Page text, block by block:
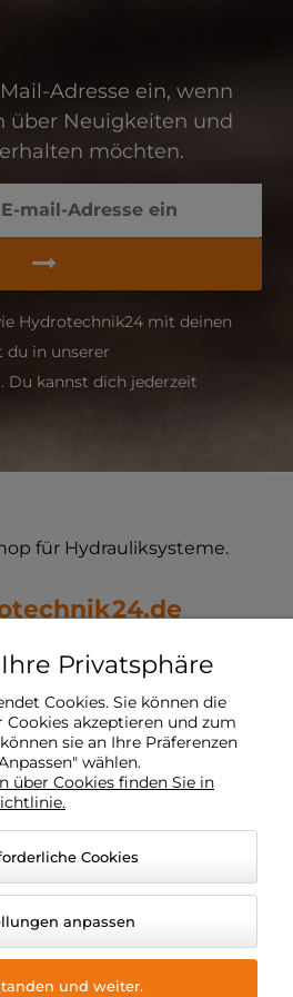
Adresse ein, wenn
über Neuigkeiten und
möchten.
Hydrotechnik24 mit deinen
du in unserer
Du kannst dich jederzeit
für Hydrauliksysteme.
Privatsphäre
Cookies. Sie können die
Cookies akzeptieren und zum
sie an Ihre Präferenzen
wählen.
über Cookies finden Sie in
Cookies
anpassen
und weiter.